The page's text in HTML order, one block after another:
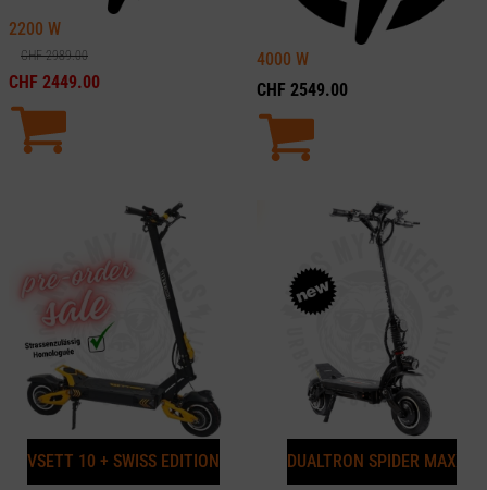
2200 W
CHF2989.00
CHF 2449.00
4000 W
CHF 2549.00
VSETT 10 + SWISS EDITION DUALTRON SPIDER MAX